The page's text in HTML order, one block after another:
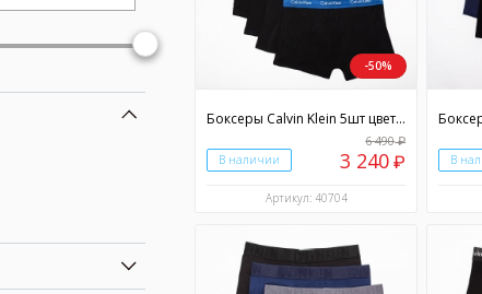
-50%
Боксеры Calvin Klein 5шт цвет разноцветный
В наличии
6 490₽
3 240 ₽
Артикул: 40704
В